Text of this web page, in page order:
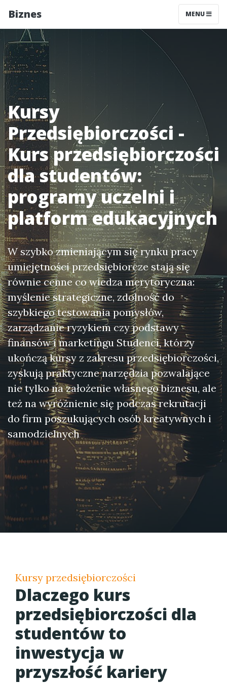
Biznes MENU
Kursy
Przedsiębiorczości -
Kurs przedsiębiorczości
dla studentów:
programy uczelni i
platform edukacyjnych
W szybko zmieniającym się rynku pracy
umiejętności przedsiębiorcze stają się
równie cenne co wiedza merytoryczna:
myślenie strategiczne, zdolność do
szybkiego testowania pomysłów,
zarządzanie ryzykiem czy podstawy
finansów i marketingu Studenci, którzy
ukończą kursy z zakresu przedsiębiorczości,
zyskują praktyczne narzędzia pozwalające
nie tylko na założenie własnego biznesu, ale
też na wyróżnienie się podczas rekrutacji
do firm poszukujących osób kreatywnych i
samodzielnych
Kursy przedsiębiorczości
Dlaczego kurs
przedsiębiorczości dla
studentów to
inwestycja w
przyszłość kariery